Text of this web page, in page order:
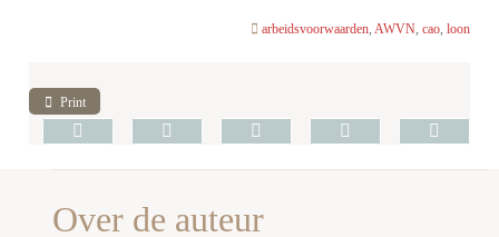
arbeidsvoorwaarden, AWVN, cao, loon
Print
Over de auteur